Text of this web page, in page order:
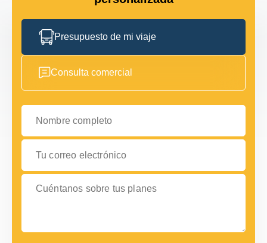
Presupuesto de mi viaje
Consulta comercial
Nombre completo
Tu correo electrónico
Cuéntanos sobre tus planes